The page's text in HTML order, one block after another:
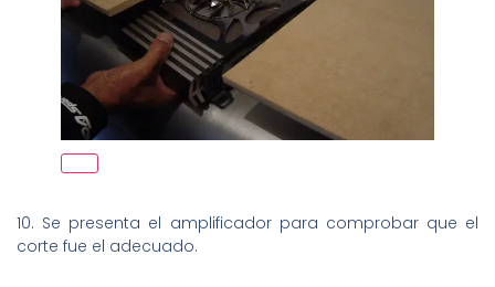
10. Se presenta el amplificador para comprobar que el
corte fue el adecuado.